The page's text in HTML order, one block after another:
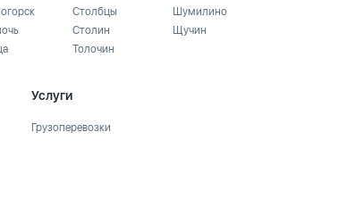
Столбцы
Столин
Толочин
Шумилино
Щучин
Услуги
Грузоперевозки